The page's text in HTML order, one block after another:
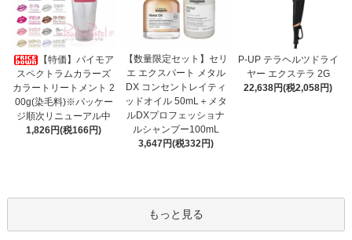
【特価】パイモア
スペクトラムカラーズ
カラートリートメント 2
00g(染毛料)※パッケー
ジ順次リニューアル中
1,826円(税166円)
【数量限定セット】セリ
エ エクスパート メタル
DX コンセントレイティ
ッドオイル 50mL＋メタ
ルDXプロフェッショナ
ルシャンプー100mL
3,647円(税332円)
P-UP テラヘルツドライ
ヤー エクステラ 2G
22,638円(税2,058円)
もっと見る